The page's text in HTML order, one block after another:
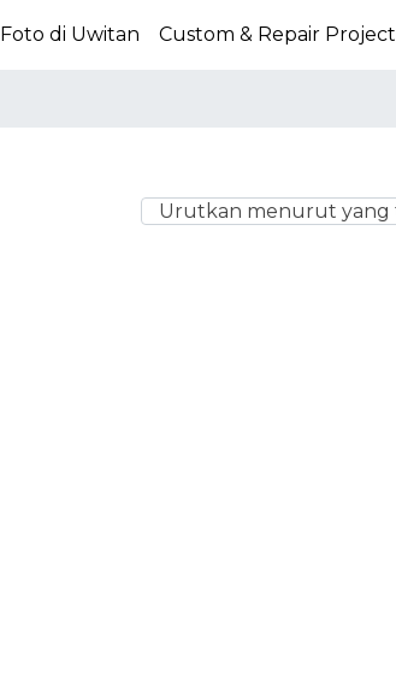
Foto di Uwitan Custom & Repair Project